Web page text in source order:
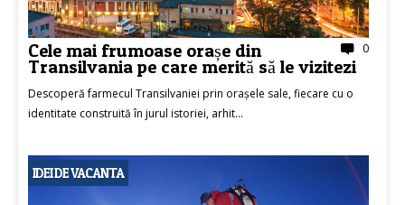
0
Cele mai frumoase orașe din
Transilvania pe care merită să le vizitezi
Descoperă farmecul Transilvaniei prin orașele sale, fiecare cu o
identitate construită în jurul istoriei, arhit...
IDEI DE VACANTA